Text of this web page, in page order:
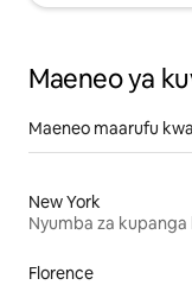
Maeneo ya
Maeneo maarufu
New York
Florence